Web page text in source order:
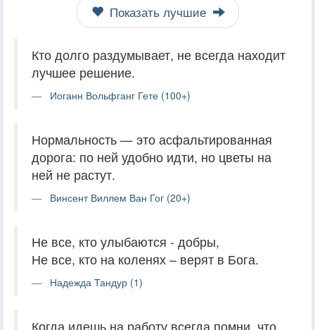
Показать лучшие
Кто долго раздумывает, не всегда находит
лучшее решение.
Иоганн Вольфганг Гете (100+)
Нормальность — это асфальтированная
дорога: по ней удобно идти, но цветы на
ней не растут.
Винсент Виллем Ван Гог (20+)
Не все, кто улыбаются - добры, ​
Не все, кто на коленях – верят в Бога.
Надежда Тандур (1)
Когда идешь на работу всегда помни, что